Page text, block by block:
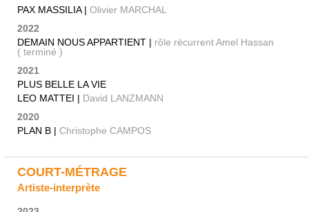
PAX MASSILIA | Olivier MARCHAL
2022
DEMAIN NOUS APPARTIENT | rôle récurrent Amel Hassan
( terminé )
2021
PLUS BELLE LA VIE
LEO MATTEI | David LANZMANN
2020
PLAN B | Christophe CAMPOS
COURT-MÉTRAGE
Artiste-interprète